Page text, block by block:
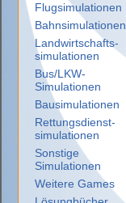
Flugsimulationen
Bahnsimulationen
Landwirtschafts-
simulationen
Bus/LKW-
Simulationen
Bausimulationen
Rettungsdienst-
simulationen
Sonstige
Simulationen
Weitere Games